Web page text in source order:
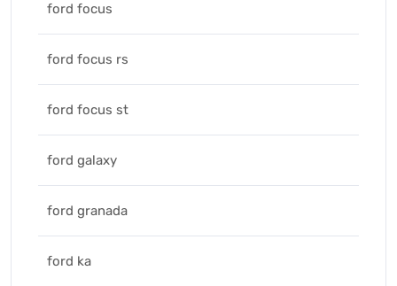
ford focus
ford focus rs
ford focus st
ford galaxy
ford granada
ford ka